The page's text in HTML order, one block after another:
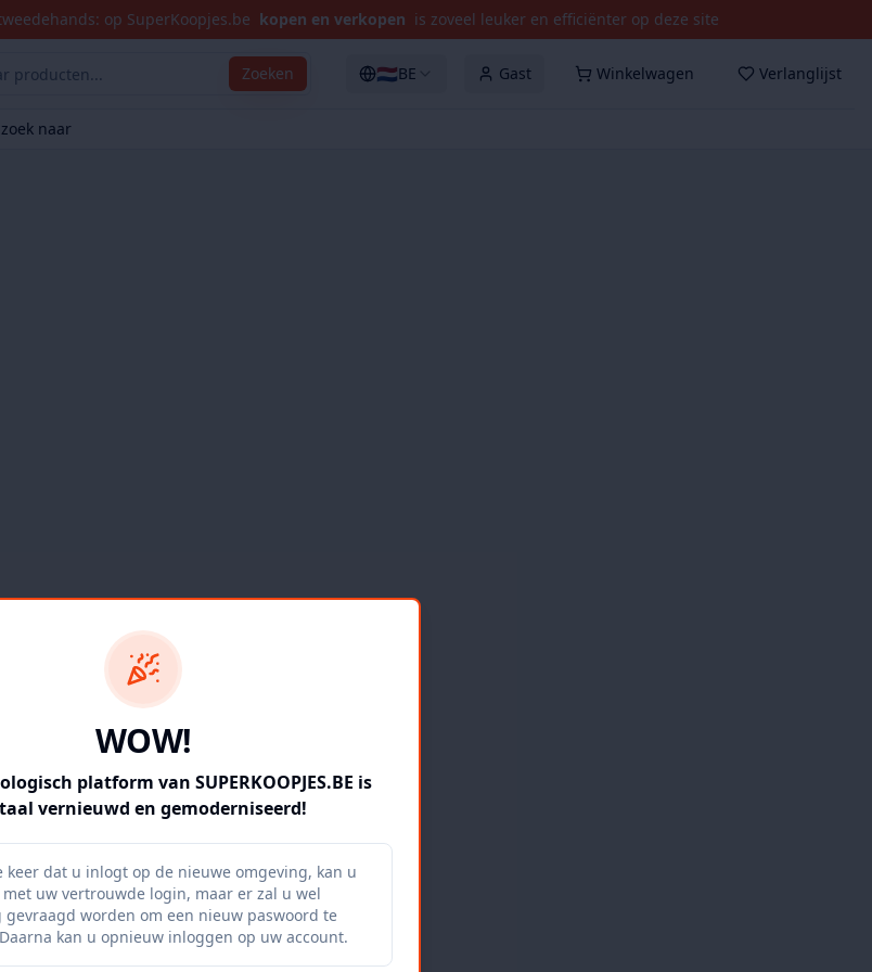
op SuperKoopjes.be kopen en verkopen is zoveel leuker en efficiënter op deze site
Zoeken 🇳🇱BE Gast Winkelwagen Verlanglijst
naar
404
WOW!
platform van SUPERKOOPJES.BE is
vernieuwd en gemoderniseerd!
keer dat u inlogt op de nieuwe omgeving, kan u
uw vertrouwde login, maar er zal u wel
gevraagd worden om een nieuw paswoord te
kan u opnieuw inloggen op uw account.